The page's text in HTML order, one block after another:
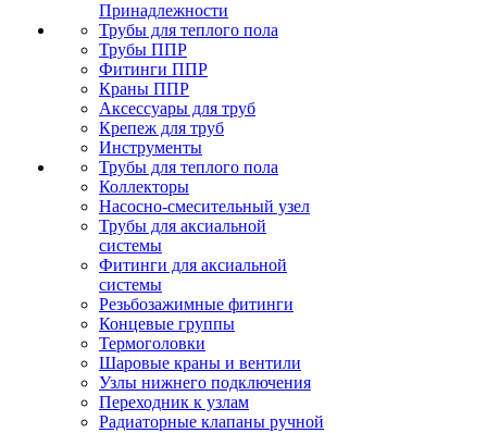
Принадлежности
Трубы для теплого пола
Трубы ППР
Фитинги ППР
Краны ППР
Аксессуары для труб
Крепеж для труб
Инструменты
Трубы для теплого пола
Коллекторы
Насосно-смесительный узел
Трубы для аксиальной
системы
Фитинги для аксиальной
системы
Резьбозажимные фитинги
Концевые группы
Термоголовки
Шаровые краны и вентили
Узлы нижнего подключения
Переходник к узлам
Радиаторные клапаны ручной